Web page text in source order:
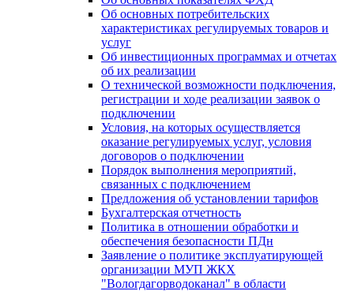
Об основных потребительских
характеристиках регулируемых товаров и
услуг
Об инвестиционных программах и отчетах
об их реализации
О технической возможности подключения,
регистрации и ходе реализации заявок о
подключении
Условия, на которых осуществляется
оказание регулируемых услуг, условия
договоров о подключении
Порядок выполнения мероприятий,
связанных с подключением
Предложения об установлении тарифов
Бухгалтерская отчетность
Политика в отношении обработки и
обеспечения безопасности ПДн
Заявление о политике эксплуатирующей
организации МУП ЖКХ
"Вологдагорводоканал" в области